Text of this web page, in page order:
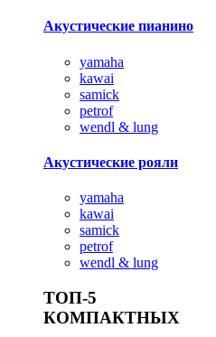
Акустические пианино
yamaha
kawai
samick
petrof
wendl & lung
Акустические рояли
yamaha
kawai
samick
petrof
wendl & lung
ТОП-5
КОМПАКТНЫХ